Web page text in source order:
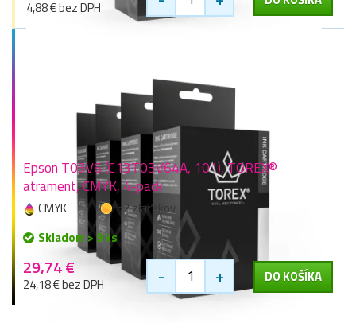
4,88 € bez DPH
Epson T03V6 (C13T03V64A, 101), TOREX®
atrament, CMYK, 4-pack
CMYK
52 zlaťákov
Skladom > 9 ks
29,74 €
24,18 € bez DPH - + DO KOŠÍKA